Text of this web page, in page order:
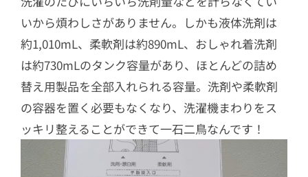
いから煩わしさがありません。しかも液体洗剤は
約1,010mL、柔軟剤は約890mL、おしゃれ着洗剤
は約730mLのタンク容量があり、ほとんどの詰め
替え用製品を全部入れられる容量。洗剤や柔軟剤
の容器を置く必要もなくなり、洗濯機まわりをス
ッキリ整えることができて一石二鳥なんです！